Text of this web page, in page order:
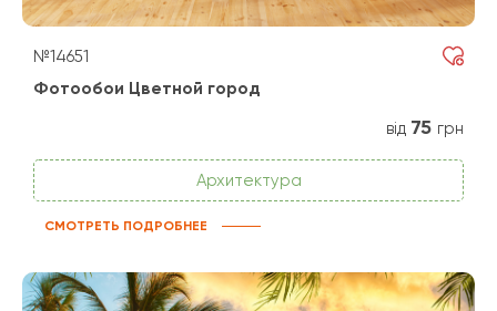
№14651
Фотообои Цветной город
від 75 грн
Архитектура
СМОТРЕТЬ ПОДРОБНЕЕ